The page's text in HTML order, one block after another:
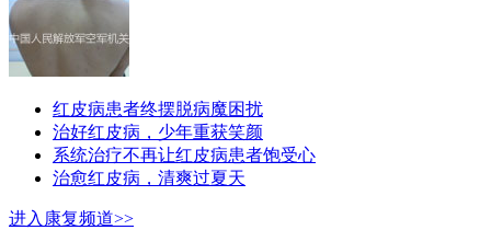
红皮病患者终摆脱病魔困扰
治好红皮病，少年重获笑颜
系统治疗不再让红皮病患者饱受心
治愈红皮病，清爽过夏天
进入康复频道>>